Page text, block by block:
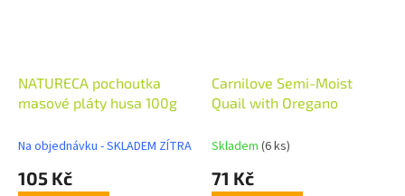
NATURECA pochoutka
masové pláty husa 100g
Na objednávku - SKLADEM ZÍTRA
105 Kč
Carnilove Semi-Moist
Quail with Oregano
Skladem (6 ks)
71 Kč